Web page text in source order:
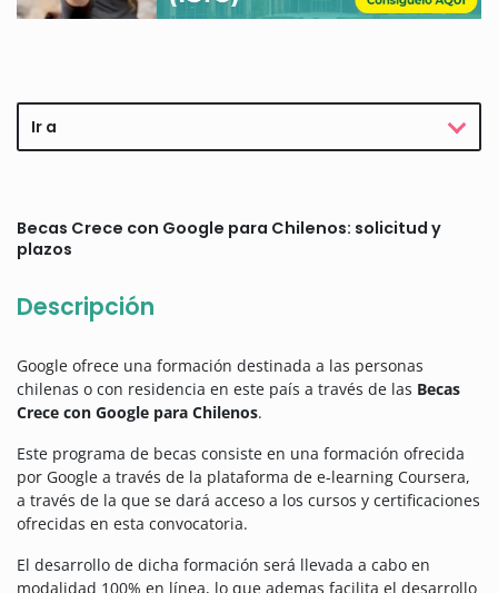
Ir a
Becas Crece con Google para Chilenos: solicitud y
plazos
Descripción
Google ofrece una formación destinada a las personas
chilenas o con residencia en este país a través de las Becas
Crece con Google para Chilenos.
Este programa de becas consiste en una formación ofrecida
por Google a través de la plataforma de e-learning Coursera,
a través de la que se dará acceso a los cursos y certificaciones
ofrecidas en esta convocatoria.
El desarrollo de dicha formación será llevada a cabo en
modalidad 100% en línea, lo que ademas facilita el desarrollo